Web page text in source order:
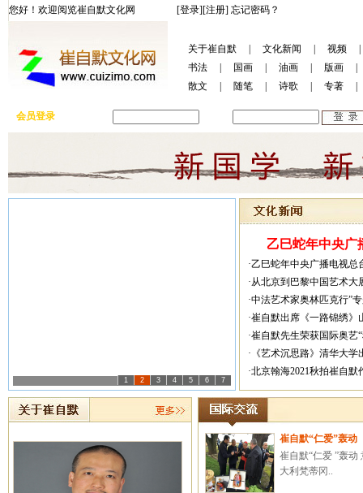
您好！欢迎阅览崔自默文化网 [登录][注册] 忘记密码？
关于崔自默 文化新闻 视频
书法
国画 油画 版画
散文
随笔 诗歌 专著
会员登录
1 2 3 4 5 6 7
乙巳蛇年中央广
·乙巳蛇年中央广播电视总
·从北京到巴黎中国艺术
·中法艺术家奥林匹克行”
·崔自默出席《一路锦绣》
·崔自默先生荣获国际奥艺
·《艺术沉思路》清华大学
·北京翰海2021秋拍崔自默
崔自默“仁爱”轰动
崔自默“仁爱 ”轰动
大利梵蒂冈..